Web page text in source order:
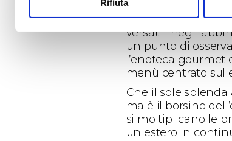
Rifiutaprodotto indistinto.
ricorda Romina
versatili negli
un punto di
l’enoteca gourmet
menù centrato
Che il sole splenda
ma è il borsino
si moltiplicano le
un estero in